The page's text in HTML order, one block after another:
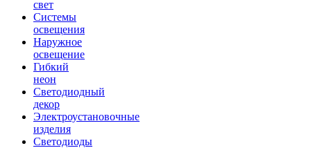
свет
Системы
освещения
Наружное
освещение
Гибкий
неон
Светодиодный
декор
Электроустановочные
изделия
Светодиоды